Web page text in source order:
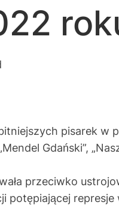
pisarek w
Gdański”,
przeciwko
potępiającej